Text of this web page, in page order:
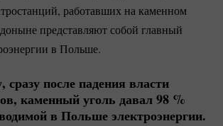
работавших на каменном
представляют собой главный
в Польше.
сразу после падения власти
каменный уголь давал98 %
в Польше электроэнергии.